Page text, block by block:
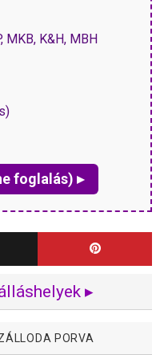
MKB, K&H, MBH
foglalás) ▸
▸
PORVA